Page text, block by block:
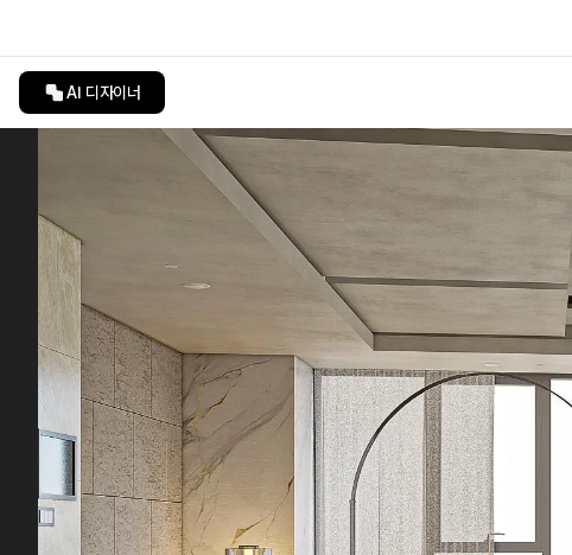
AI 디자이너